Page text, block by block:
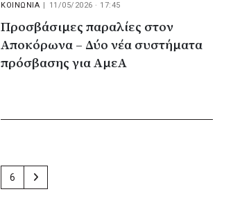
ΚΟΙΝΩΝΙΑ | 11/05/2026 · 17:45
Προσβάσιμες παραλίες στον
Αποκόρωνα – Δύο νέα συστήματα
πρόσβασης για ΑμεΑ
6